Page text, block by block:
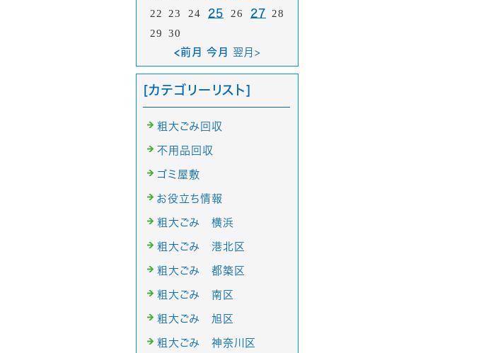
22
23 24 25 26 27
28
29
30
<前月 今月 翌月>
[カテゴリーリスト]
粗大ごみ回収
不用品回収
ゴミ屋敷
お役立ち情報
粗大ごみ 横浜
粗大ごみ 港北区
粗大ごみ 都築区
粗大ごみ 南区
粗大ごみ 旭区
粗大ごみ 神奈川区